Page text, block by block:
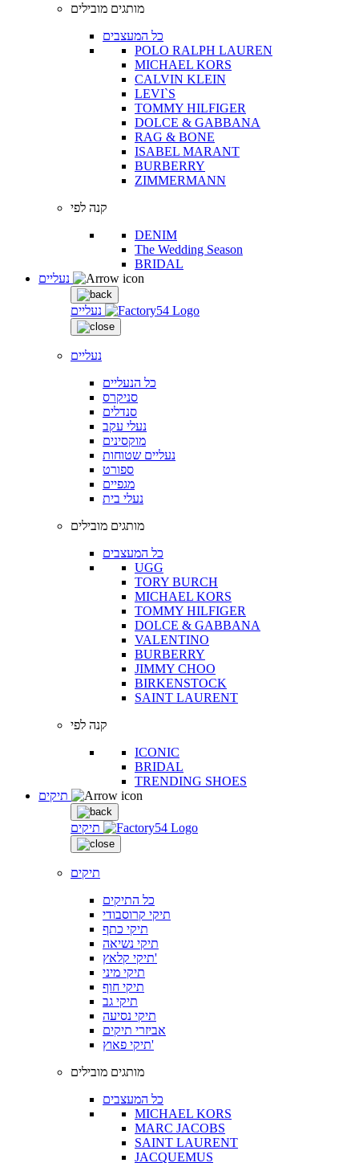
מותגים מובילים
כל המעצבים
POLO RALPH LAUREN
MICHAEL KORS
CALVIN KLEIN
LEVI`S
TOMMY HILFIGER
DOLCE & GABBANA
RAG & BONE
ISABEL MARANT
BURBERRY
ZIMMERMANN
קנה לפי
DENIM
The Wedding Season
BRIDAL
נעליים
נעליים
כל הנעליים
סניקרס
סנדלים
נעלי עקב
מוקסינים
נעליים שטוחות
ספורט
מגפיים
נעלי בית
מותגים מובילים
כל המעצבים
UGG
TORY BURCH
MICHAEL KORS
TOMMY HILFIGER
DOLCE & GABBANA
VALENTINO
BURBERRY
JIMMY CHOO
BIRKENSTOCK
SAINT LAURENT
קנה לפי
ICONIC
BRIDAL
TRENDING SHOES
תיקים
תיקים
כל התיקים
תיקי קרוסבודי
תיקי כתף
תיקי נשיאה
תיקי קלאץ'
תיקי מיני
תיקי חוף
תיקי גב
תיקי נסיעה
אביזרי תיקים
תיקי פאוץ'
מותגים מובילים
כל המעצבים
MICHAEL KORS
MARC JACOBS
SAINT LAURENT
JACQUEMUS